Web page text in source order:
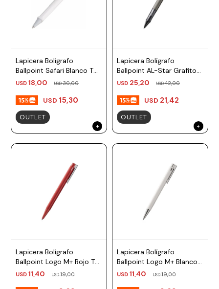
Lapicera Bolígrafo
Ballpoint Safari Blanco TM
negro, azul Lamy
USD 18,00 USD30,00
USD 15,30
OUTLET
Lapicera Bolígrafo
Ballpoint AL-Star Grafito
TM negro Lamy
USD 25,20 USD42,00
USD 21,42
OUTLET
Lapicera Bolígrafo
Ballpoint Logo M+ Rojo TM
negro Lamy
USD 11,40 USD19,00
Lapicera Bolígrafo
Ballpoint Logo M+ Blanco
TM negro Lamy
USD 11,40 USD19,00